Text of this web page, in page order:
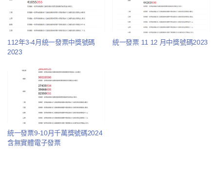
112年3-4月統一發票中獎號碼
2023
統一發票 11 12 月中獎號碼2023
統一發票9-10月千萬獎號碼2024
含無實體電子發票